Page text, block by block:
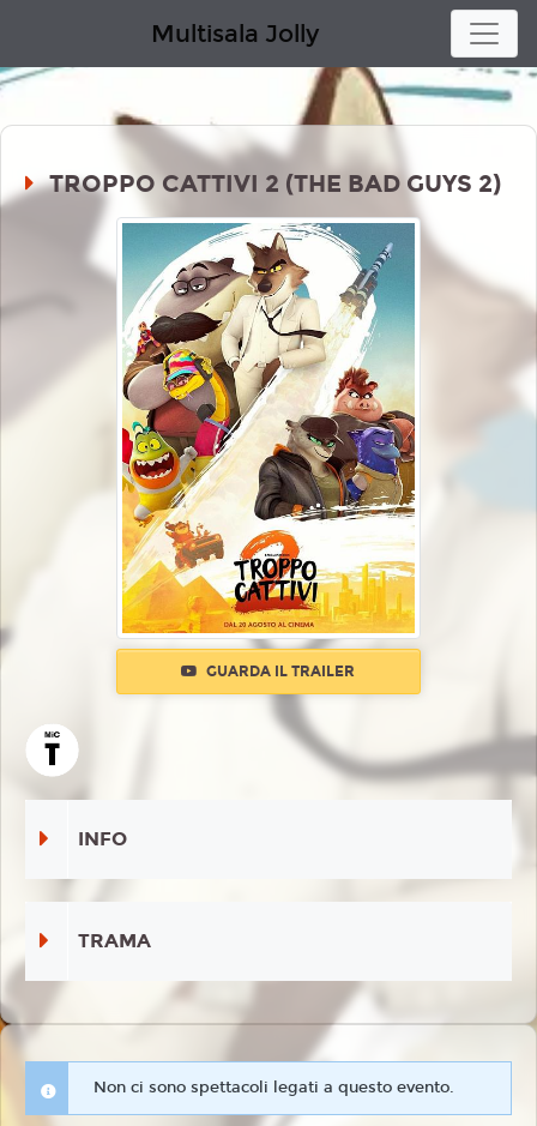
Multisala Jolly
TROPPO CATTIVI 2 (THE BAD GUYS 2)
GUARDA IL TRAILER
INFO
TRAMA
Non ci sono spettacoli legati a questo evento.